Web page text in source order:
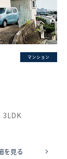
マンション
3LDK
を見る